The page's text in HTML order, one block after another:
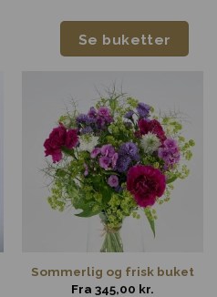
Se buketter
Sommerlig og frisk buket
Fra 345,00 kr.